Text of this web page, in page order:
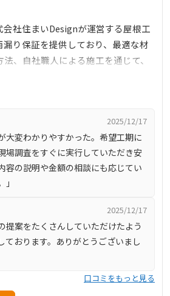
会社住まいDesignが運営する屋根工
り保証を提供しており、最適な材
、自社職人による施工を通じて、
心を提供しています。完全自社施
います。また、しつこい営業を一
要望に沿った最善の提案を心掛けて
2025/12/17
大変わかりやすかった。希望工期に
場調査をすぐに実行していただき安
容の説明や金額の相談にも応じてい
2025/12/17
提案をたくさんしていただけたよう
ております。ありがとうございまし
口コミをもっと見る